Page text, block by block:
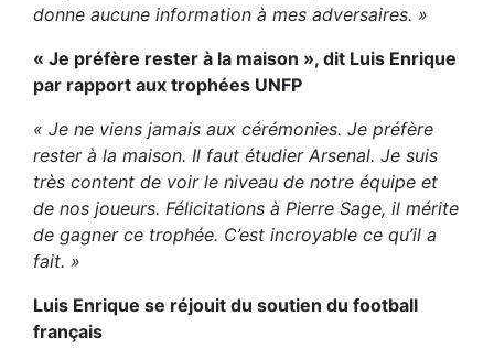
donne aucune information à mes adversaires. »
« Je préfère rester à la maison », dit Luis Enrique
par rapport aux trophées UNFP
« Je ne viens jamais aux cérémonies. Je préfère
rester à la maison. Il faut étudier Arsenal. Je suis
très content de voir le niveau de notre équipe et
de nos joueurs. Félicitations à Pierre Sage, il mérite
de gagner ce trophée. C’est incroyable ce qu’il a
fait. »
Luis Enrique se réjouit du soutien du football
français